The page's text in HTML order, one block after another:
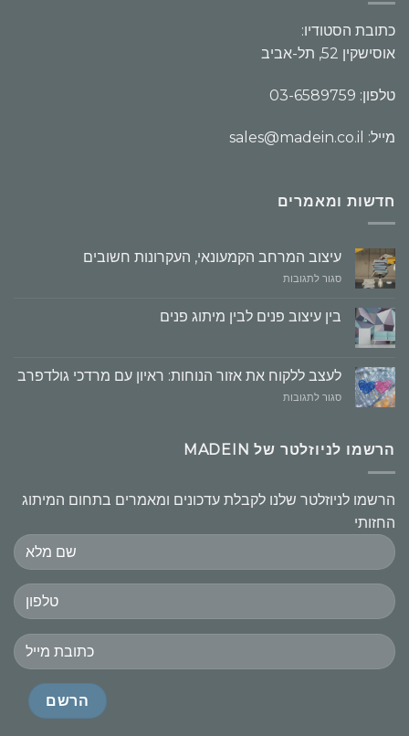
כתובת הסטודיו:
אוסישקין 52, תל-אביב
טלפון: 03-6589759
מייל: sales@madein.co.il
חדשות ומאמרים
עיצוב המרחב הקמעונאי, העקרונות חשובים
סגור לתגובותעל
הקמעונאי,
בין עיצוב פנים לבין מיתוג פנים
לעצב ללקוח את אזור הנוחות: ראיון עם מרדכי גולדפרב
סגור לתגובותעל
את
אזור
עם
גולדפרב
הרשמו לניוזלטר של MADEIN
הרשמו לניוזלטר שלנו לקבלת עדכונים ומאמרים בתחום המיתוג
החזותי